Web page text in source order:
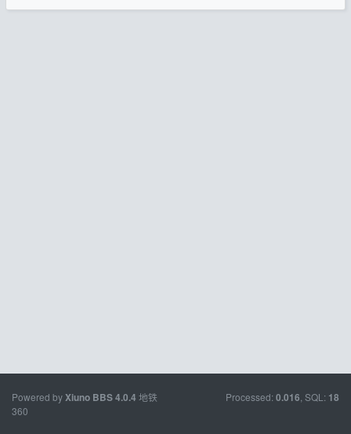
Powered byXiuno BBS4.0.4 地铁
360
Processed: 0.016 , SQL: 18